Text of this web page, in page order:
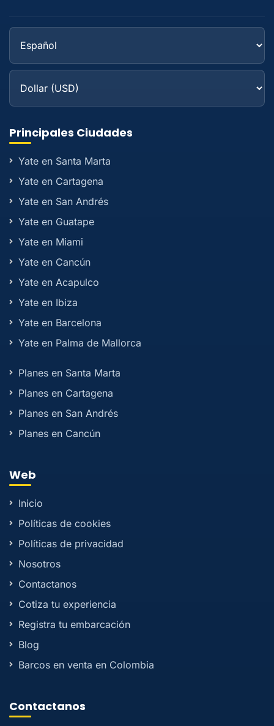
Principales Ciudades
Yate en Santa Marta
Yate en Cartagena
Yate en San Andrés
Yate en Guatape
Yate en Miami
Yate en Cancún
Yate en Acapulco
Yate en Ibiza
Yate en Barcelona
Yate en Palma de Mallorca
Planes en Santa Marta
Planes en Cartagena
Planes en San Andrés
Planes en Cancún
Web
Inicio
Políticas de cookies
Políticas de privacidad
Nosotros
Contactanos
Cotiza tu experiencia
Registra tu embarcación
Blog
Barcos en venta en Colombia
Contactanos